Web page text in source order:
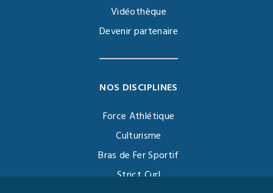
Vidéothèque
Devenir partenaire
NOS DISCIPLINES
Force Athlétique
Culturisme
Bras de Fer Sportif
Strict Curl